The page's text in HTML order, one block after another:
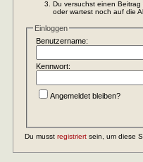
Du versuchst einen
oder wartest noch auf die
Einloggen
Benutzername:
Kennwort:
Angemeldet bleiben?
Du musst registriert sein, um diese